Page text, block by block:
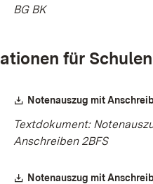
BG BK
für Schulen
Download:
Notenauszug mit
Textdokument:
Anschreiben 2BFS
Download:
Notenauszug mit